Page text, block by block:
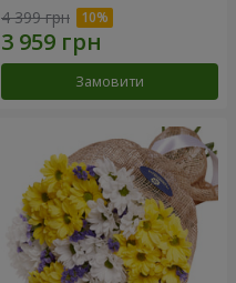
4 399 грн
Замовити